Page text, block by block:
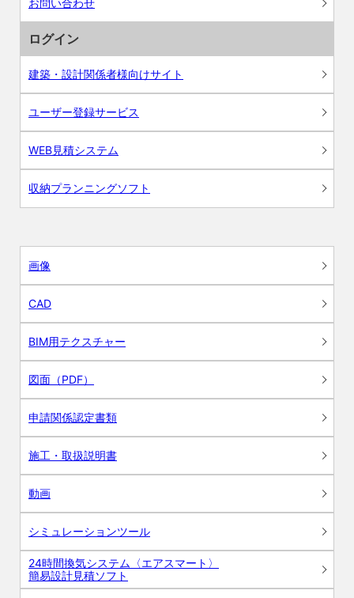
お問い合わせ
ログイン
建築・設計関係者様向けサイト
ユーザー登録サービス
WEB見積システム
収納プランニングソフト
画像
CAD
BIM用テクスチャー
図面（PDF）
申請関係認定書類
施工・取扱説明書
動画
シミュレーションツール
24時間換気システム〈エアスマート〉
簡易設計見積ソフト